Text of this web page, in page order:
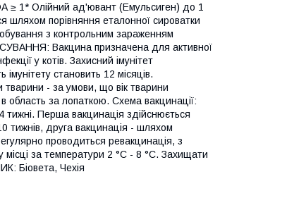
≥ 1* Олійний ад'ювант (Емульсиген) до 1
шляхом порівняння еталонної сироватки
з контрольним зараженням
Вакцина призначена для активної
у котів. Захисний імунітет
імунітету становить 12 місяців.
- за умови, що вік тварини
область за лопаткою. Схема вакцинації:
Перша вакцинація здійснюється
тижнів, друга вакцинація - шляхом
проводиться ревакцинація, з
за температури 2 °C - 8 °C. Захищати
Біовета, Чехія